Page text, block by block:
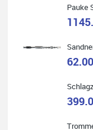
Marie-Luise
Freitag
Onlineshopping